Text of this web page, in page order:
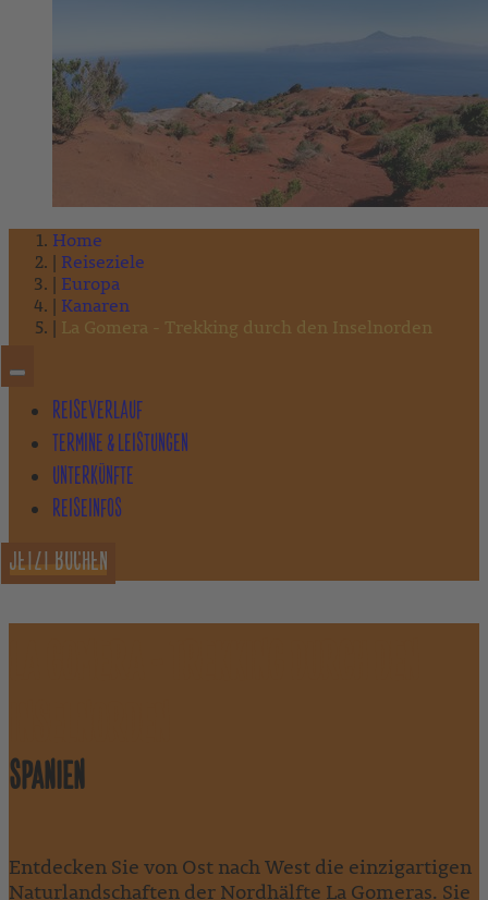
Home
Reiseziele
Europa
Kanaren
La Gomera - Trekking durch den Inselnorden
REISEVERLAUF
TERMINE & LEISTUNGEN
UNTERKÜNFTE
REISEINFOS
JETZT BUCHEN
SPANIEN
Entdecken Sie von Ost nach West die einzigartigen
Naturlandschaften der Nordhälfte La Gomeras. Sie